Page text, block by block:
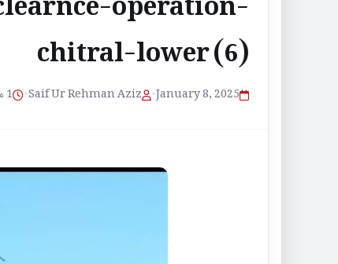
chitral-lower (6)
January 8, 2025
•
Saif Ur Rehman Aziz
• 1 منٹ پڑھنے کا وقت